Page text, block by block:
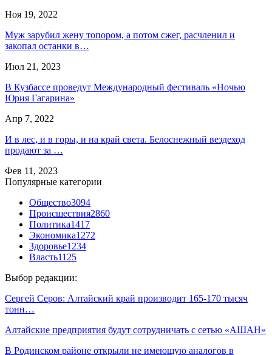
Ноя 19, 2022
Муж зарубил жену топором, а потом сжег, расчленил и
закопал останки в…
Июл 21, 2023
В Кузбассе проведут Международный фестиваль «Ночью
Юрия Гагарина»
Апр 7, 2022
И в лес, и в горы, и на край света. Белоснежный вездеход
продают за …
Фев 11, 2023
Популярные категории
Общество3094
Происшествия2860
Политика1417
Экономика1272
Здоровье1234
Власть1125
Выбор редакции:
Сергей Серов: Алтайский край производит 165-170 тысяч
тонн…
Алтайские предприятия будут сотрудничать с сетью «АШАН»
В Родинском районе открыли не имеющую аналогов в